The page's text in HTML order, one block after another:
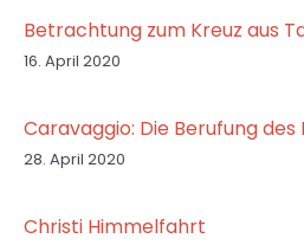
Betrachtung zum Kreuz aus
16. April 2020
Caravaggio: Die Berufung
28. April 2020
Christi Himmelfahrt